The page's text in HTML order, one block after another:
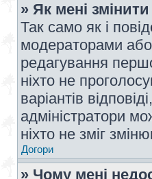
» Як мені
Так само як і
модераторами
редагування
ніхто не
варіантів
адміністратори
ніхто не зміг
Догори
» Чому мені